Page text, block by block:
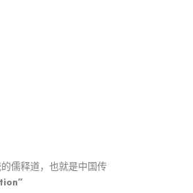
儒释道，也就是中国传